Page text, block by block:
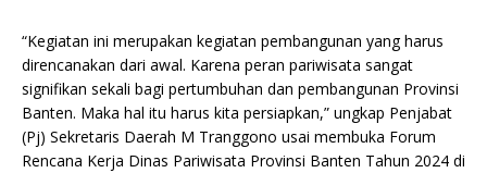
“Kegiatan ini merupakan kegiatan pembangunan yang harus
direncanakan dari awal. Karena peran pariwisata sangat
signifikan sekali bagi pertumbuhan dan pembangunan Provinsi
Banten. Maka hal itu harus kita persiapkan,” ungkap Penjabat
(Pj) Sekretaris Daerah M Tranggono usai membuka Forum
Rencana Kerja Dinas Pariwisata Provinsi Banten Tahun 2024 di